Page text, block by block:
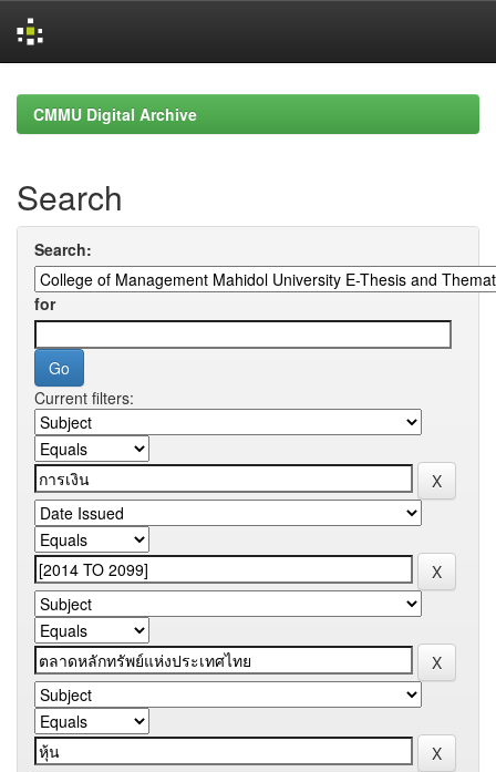
navigationCMMU Digital Archive
Search
Search:
for
Current filters: